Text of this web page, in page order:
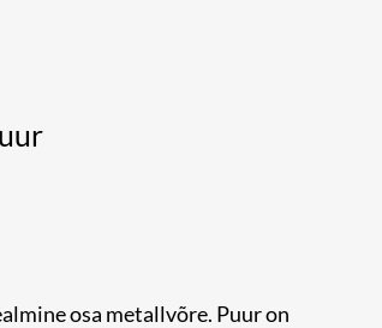
osa metallvõre. Puur on